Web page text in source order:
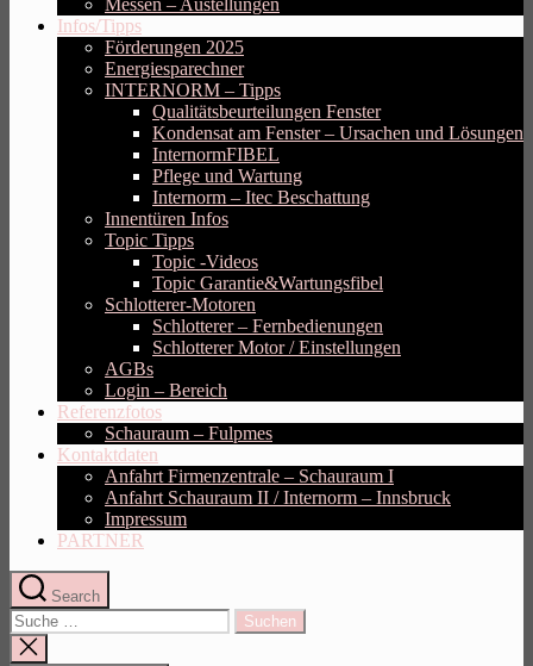
Messen – Austellungen
Infos/Tipps
Förderungen 2025
Energiesparechner
INTERNORM – Tipps
Qualitätsbeurteilungen Fenster
Kondensat am Fenster – Ursachen und Lösungen
InternormFIBEL
Pflege und Wartung
Internorm – Itec Beschattung
Innentüren Infos
Topic Tipps
Topic -Videos
Topic Garantie&Wartungsfibel
Schlotterer-Motoren
Schlotterer – Fernbedienungen
Schlotterer Motor / Einstellungen
AGBs
Login – Bereich
Referenzfotos
Schauraum – Fulpmes
Kontaktdaten
Anfahrt Firmenzentrale – Schauraum I
Anfahrt Schauraum II / Internorm – Innsbruck
Impressum
PARTNER
Search
Suche
nach:
Suche